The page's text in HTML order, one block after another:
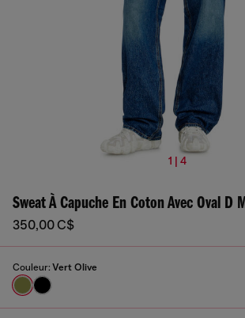
1 | 4
Sweat À Capuche En Coton Avec Oval D
350,00 C$
Couleur: Vert Olive